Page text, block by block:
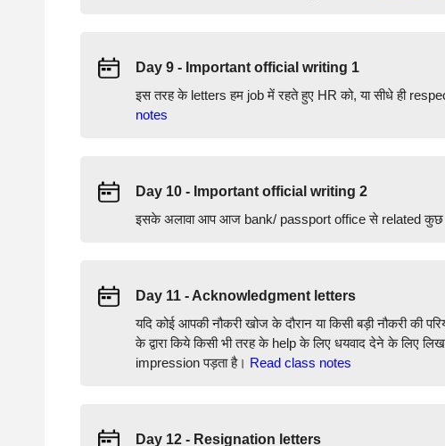
Day 9 - Important official writing 1
इस तरह के letters हम job में रहते हुए HR को, या सीधे ही
notes
Day 10 - Important official writing 2
इसके अलावा आप आज bank/ passport office से related कुछ
Day 11 - Acknowledgment letters
यदि कोई आपकी नौकरी खोज के दौरान या किसी बड़ी नौकरी की
के द्वारा किये किसी भी तरह के help के लिए धयवाद देने के
impression पड़ता है। Read class notes
Day 12 - Resignation letters